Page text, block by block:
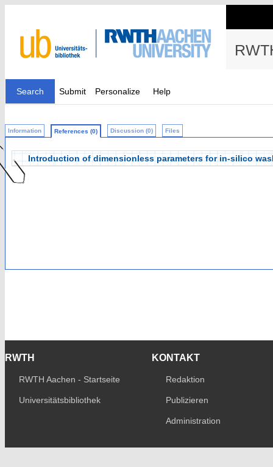
Search Submit Personalize Help
Information References (0) Discussion (0) Files
Introduction of dimensionless parameters for in-silico
RWTH
RWTH Aachen - Startseite
Universitätsbibliothek
KONTAKT
Redaktion
Publizieren
Administration